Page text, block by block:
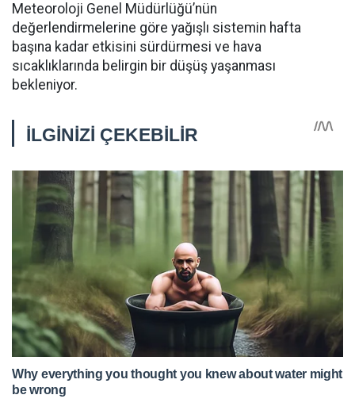
Meteoroloji Genel Müdürlüğü’nün
değerlendirmelerine göre yağışlı sistemin hafta
başına kadar etkisini sürdürmesi ve hava
sıcaklıklarında belirgin bir düşüş yaşanması
bekleniyor.